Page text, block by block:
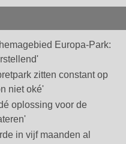
Europa-Park:
zitten constant op
niet oké'
oplossing voor de
in vijf maanden al